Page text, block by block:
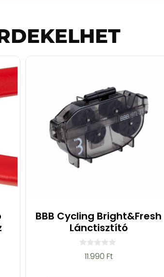
BBB Cycling Bright&Fresh
Lánctisztító
11.990 Ft